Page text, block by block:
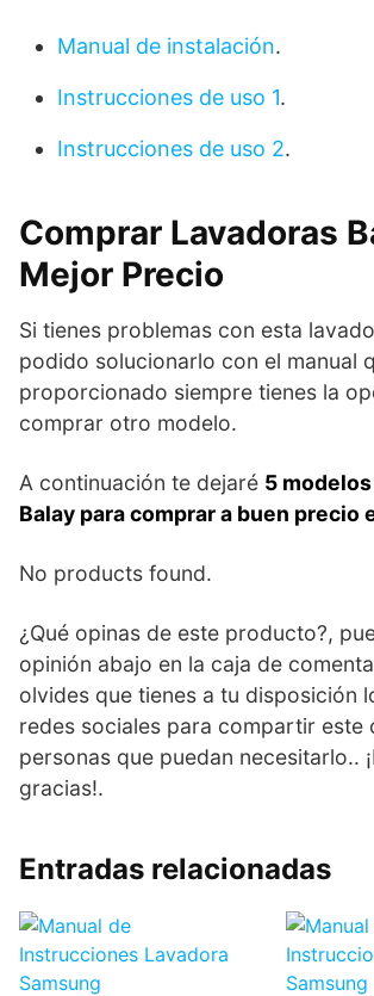
Manual de instalación.
Instrucciones de uso 1.
Instrucciones de uso 2.
Comprar Lavadoras
Mejor Precio
Si tienes problemas con esta
podido solucionarlo con el manual
proporcionado siempre tienes la
comprar otro modelo.
A continuación te dejaré 5
Balay para comprar a buen precio
No products found.
¿Qué opinas de este producto?,
opinión abajo en la caja de
olvides que tienes a tu disposición
redes sociales para compartir este
personas que puedan necesitarlo..
gracias!.
Entradas relacionadas